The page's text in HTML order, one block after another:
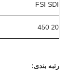
FSI SDI
20 450
رتبه بندی: